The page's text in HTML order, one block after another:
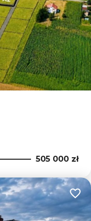
505 000 zł